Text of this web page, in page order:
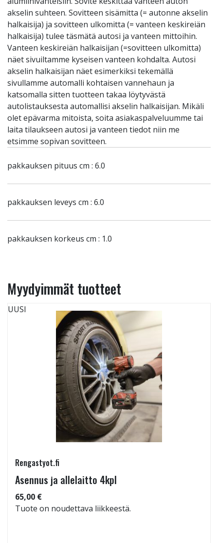
akselin suhteen. Sovitteen sisämitta (= autonne akselin
halkaisija) ja sovitteen ulkomitta (= vanteen keskireiän
halkaisija) tulee täsmätä autosi ja vanteen mittoihin.
Vanteen keskireiän halkaisijan (=sovitteen ulkomitta)
näet sivuiltamme kyseisen vanteen kohdalta. Autosi
akselin halkaisijan näet esimerkiksi tekemällä
sivullamme automalli kohtaisen vannehaun ja
katsomalla sitten tuotteen takaa löytyvästä
autolistauksesta automallisi akselin halkaisijan. Mikäli
olet epävarma mitoista, soita asiakaspalveluumme tai
laita tilaukseen autosi ja vanteen tiedot niin me
etsimme sopivan sovitteen.
pakkauksen pituus cm : 6.0
pakkauksen leveys cm : 6.0
pakkauksen korkeus cm : 1.0
Myydyimmät tuotteet
UUSI
Rengastyot.fi
Asennus ja allelaitto 4kpl
65,00 €
Tuote on noudettava liikkeestä.